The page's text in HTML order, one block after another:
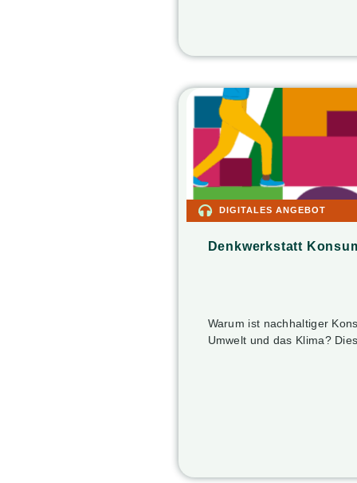
DIGITALES ANGEBOT
Denkwerkstatt
Warum ist nachhaltiger
Umwelt und das Klima?